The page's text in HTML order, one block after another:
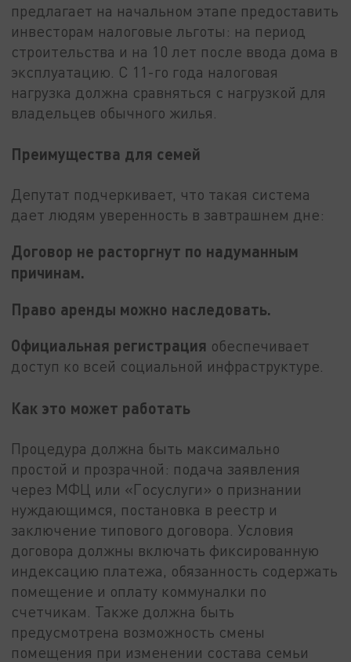
предлагает на начальном этапе предоставить
инвесторам налоговые льготы: на период
строительства и на 10 лет после ввода дома в
эксплуатацию. С 11-го года налоговая
нагрузка должна сравняться с нагрузкой для
владельцев обычного жилья.
Преимущества для семей
Депутат подчеркивает, что такая система
дает людям уверенность в завтрашнем дне:
Договор не расторгнут по надуманным
причинам.
Право аренды можно наследовать.
Официальная регистрация обеспечивает
доступ ко всей социальной инфраструктуре.
Как это может работать
Процедура должна быть максимально
простой и прозрачной: подача заявления
через МФЦ или «Госуслуги» о признании
нуждающимся, постановка в реестр и
заключение типового договора. Условия
договора должны включать фиксированную
индексацию платежа, обязанность содержать
помещение и оплату коммуналки по
счетчикам. Также должна быть
предусмотрена возможность смены
помещения при изменении состава семьи